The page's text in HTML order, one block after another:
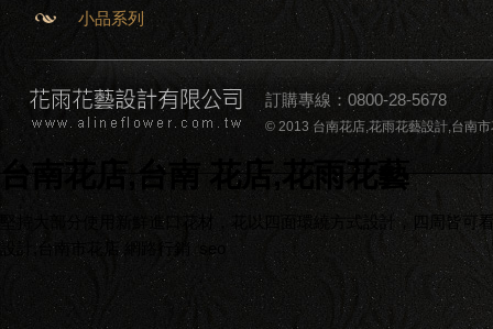
小品系列
訂購專線：0800-28-5678
© 2013 台南花店,花雨花藝設計,台南
台南花店,台南 花店,花雨花藝
堅持大部分使用新鮮進口花材，花以四面環繞方式設計，四周皆
設計,台南市花店
網路行銷 seo